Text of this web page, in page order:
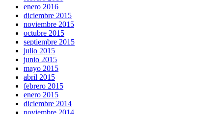
enero 2016
diciembre 2015
noviembre 2015
octubre 2015
septiembre 2015
julio 2015
junio 2015
mayo 2015
abril 2015
febrero 2015
enero 2015
diciembre 2014